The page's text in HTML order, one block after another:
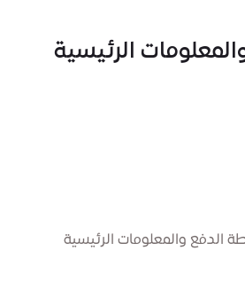
الرئيسية
الدفع والمعلومات الرئيسية